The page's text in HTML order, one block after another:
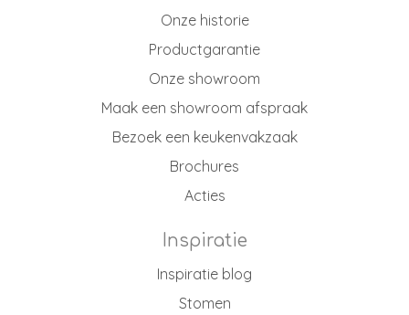
Onze historie
Productgarantie
Onze showroom
Maak een showroom afspraak
Bezoek een keukenvakzaak
Brochures
Acties
Inspiratie
Inspiratie blog
Stomen